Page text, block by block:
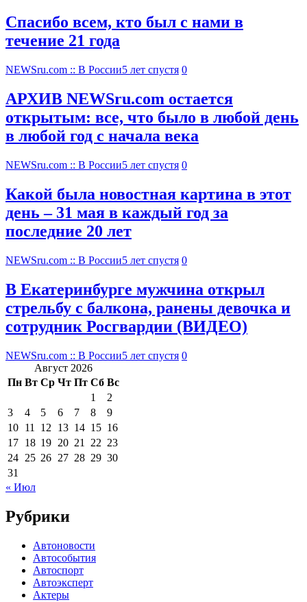
Спасибо всем, кто был с нами в
течение 21 года
NEWSru.com :: В России5 лет спустя 0
АРХИВ NEWSru.com остается
открытым: все, что было в любой день
в любой год с начала века
NEWSru.com :: В России5 лет спустя 0
Какой была новостная картина в этот
день – 31 мая в каждый год за
последние 20 лет
NEWSru.com :: В России5 лет спустя 0
В Екатеринбурге мужчина открыл
стрельбу с балкона, ранены девочка и
сотрудник Росгвардии (ВИДЕО)
NEWSru.com :: В России5 лет спустя 0
Август 2026
Пн Вт Ср Чт Пт Сб Вс
1
2
3
4 5 6 7 8
9
10 11 12 13 14 15 16
17 18 19 20 21 22 23
24 25 26 27 28 29 30
31
« Июл
Рубрики
Автоновости
Автособытия
Автоспорт
Автоэксперт
Актеры